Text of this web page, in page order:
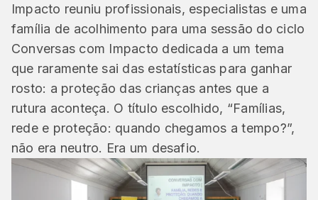
Impacto reuniu profissionais, especialistas e uma
família de acolhimento para uma sessão do ciclo
Conversas com Impacto dedicada a um tema
que raramente sai das estatísticas para ganhar
rosto: a proteção das crianças antes que a
rutura aconteça. O título escolhido, “Famílias,
rede e proteção: quando chegamos a tempo?”,
não era neutro. Era um desafio.